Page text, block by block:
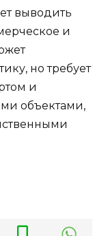
выводить
и
но требует
и
объектами,